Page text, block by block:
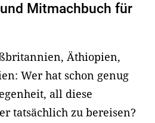
Mitmachbuch für
Äthiopien,
Wer hat schon genug
all diese
tatsächlich zu bereisen?